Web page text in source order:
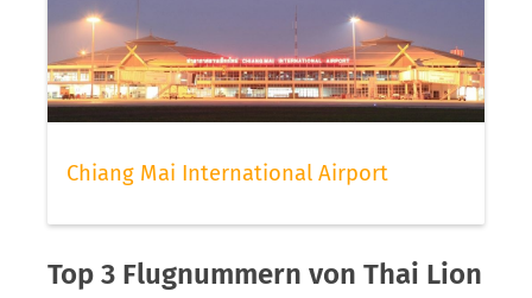
Chiang Mai International Airport
Top 3 Flugnummern von Thai Lion